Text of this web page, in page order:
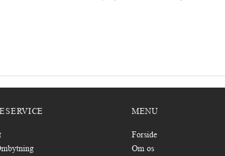
MENU
Forside
Om os